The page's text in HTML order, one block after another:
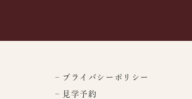
– プライバシーポリシー
– 見学予約